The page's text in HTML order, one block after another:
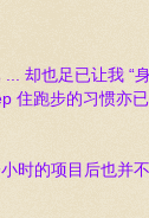
却也足已让我 “
住跑步的习惯亦
时的项目后也并